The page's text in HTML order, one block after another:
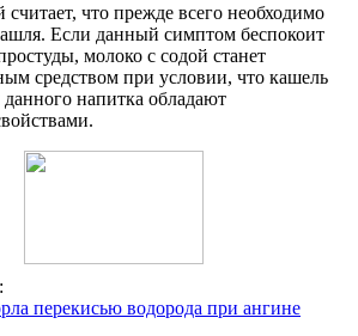
что прежде всего необходимо
Если данный симптом беспокоит
молоко с содой станет
средством при условии, что кашель
напитка обладают
перекисью водорода при ангине